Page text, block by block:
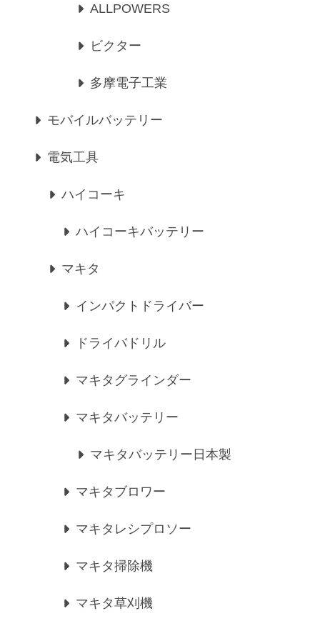
ALLPOWERS
ビクター
多摩電子工業
モバイルバッテリー
電気工具
ハイコーキ
ハイコーキバッテリー
マキタ
インパクトドライバー
ドライバドリル
マキタグラインダー
マキタバッテリー
マキタバッテリー日本製
マキタブロワー
マキタレシプロソー
マキタ掃除機
マキタ草刈機